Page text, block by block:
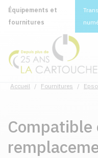
Équipements et
fournitures
Accueil / Fournitures /
Compatible